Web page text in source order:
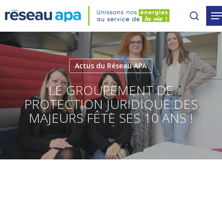
to
main
content
Actus du Réseau APA
LE GROUPEMENT DE
PROTECTION JURIDIQUE DES
MAJEURS FÊTE SES 10 ANS !